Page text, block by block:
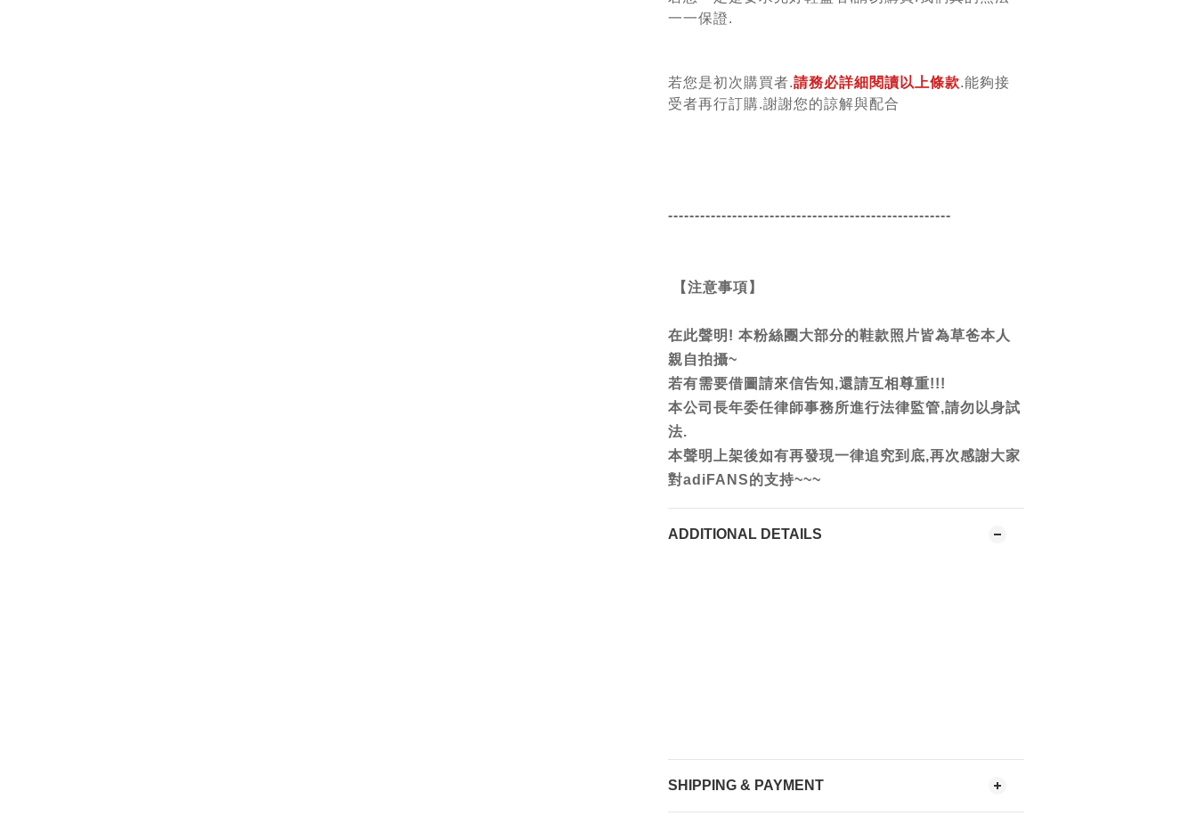
一一保證.
若您是初次購買者.請務必詳細閱讀以上條款.能夠接
受者再行訂購.謝謝您的諒解與配合
-----------------------------------------------------
【注意事項】
在此聲明! 本粉絲團大部分的鞋款照片皆為草爸本人
親自拍攝~
若有需要借圖請來信告知,還請互相尊重!!!
本公司長年委任律師事務所進行法律監管,請勿以身試
法.
本聲明上架後如有再發現一律追究到底,再次感謝大家
對adiFANS的支持~~~
ADDITIONAL DETAILS
SHIPPING & PAYMENT